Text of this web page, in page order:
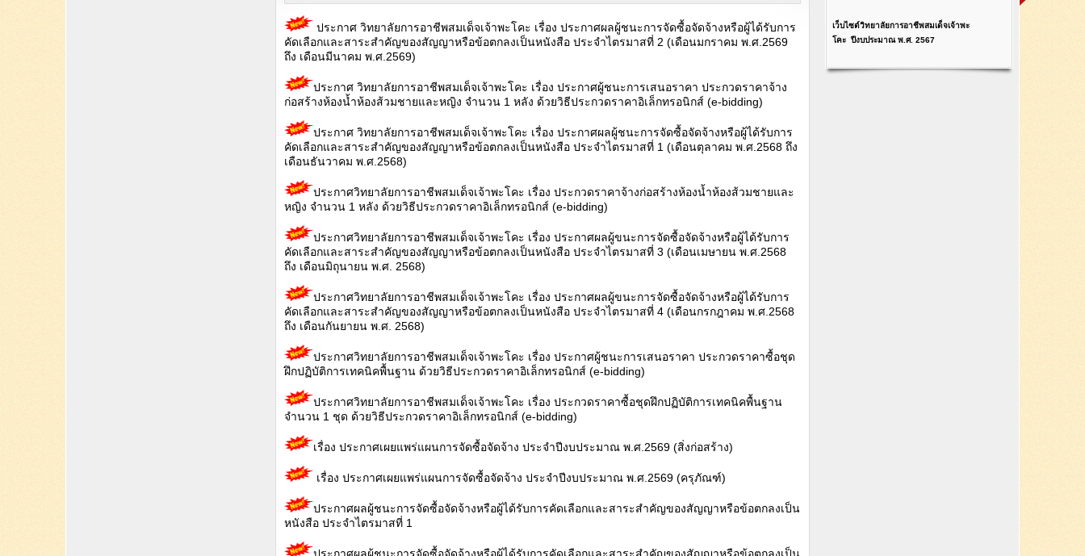
ประกาศ วิทยาลัยการอาชีพสมเด็จเจ้าพะโคะ เรื่อง ประกาศผลผู้ชนะการจัดซื้อจัดจ้างหรือผู้ได้รับการ
คัดเลือกและสาระสำคัญของสัญญาหรือข้อตกลงเป็นหนังสือ ประจำไตรมาสที่ 2 (เดือนมกราคม พ.ศ.2569
ถึง เดือนมีนาคม พ.ศ.2569)
ประกาศ วิทยาลัยการอาชีพสมเด็จเจ้าพะโคะ เรื่อง ประกาศผู้ชนะการเสนอราคา ประกวดราคาจ้าง
ก่อสร้างห้องน้ำห้องส้วมชายและหญิง จำนวน 1 หลัง ด้วยวิธีประกวดราคาอิเล็กทรอนิกส์ (e-bidding)
ประกาศ วิทยาลัยการอาชีพสมเด็จเจ้าพะโคะ เรื่อง ประกาศผลผู้ชนะการจัดซื้อจัดจ้างหรือผู้ได้รับการ
คัดเลือกและสาระสำคัญของสัญญาหรือข้อตกลงเป็นหนังสือ ประจำไตรมาสที่ 1 (เดือนตุลาคม พ.ศ.2568 ถึง
เดือนธันวาคม พ.ศ.2568)
ประกาศวิทยาลัยการอาชีพสมเด็จเจ้าพะโคะ เรื่อง ประกวดราคาจ้างก่อสร้างห้องน้ำห้องส้วมชายและ
หญิง จำนวน 1 หลัง ด้วยวิธีประกวดราคาอิเล็กทรอนิกส์ (e-bidding)
ประกาศวิทยาลัยการอาชีพสมเด็จเจ้าพะโคะ เรื่อง ประกาศผลผู้ขนะการจัดซื้อจัดจ้างหรือผู้ได้รับการ
คัดเลือกและสาระสำคัญของสัญญาหรือข้อตกลงเป็นหนังสือ ประจำไตรมาสที่ 3 (เดือนเมษายน พ.ศ.2568
ถึง เดือนมิถุนายน พ.ศ. 2568)
ประกาศวิทยาลัยการอาชีพสมเด็จเจ้าพะโคะ เรื่อง ประกาศผลผู้ขนะการจัดซื้อจัดจ้างหรือผู้ได้รับการ
คัดเลือกและสาระสำคัญของสัญญาหรือข้อตกลงเป็นหนังสือ ประจำไตรมาสที่ 4 (เดือนกรกฎาคม พ.ศ.2568
ถึง เดือนกันยายน พ.ศ. 2568)
ประกาศวิทยาลัยการอาชีพสมเด็จเจ้าพะโคะ เรื่อง ประกาศผู้ชนะการเสนอราคา ประกวดราคาซื้อชุด
ฝึกปฏิบัติการเทคนิคพื้นฐาน ด้วยวิธีประกวดราคาอิเล็กทรอนิกส์ (e-bidding)
ประกาศวิทยาลัยการอาชีพสมเด็จเจ้าพะโคะ เรื่อง ประกวดราคาซื้อชุดฝึกปฏิบัติการเทคนิคพื้นฐาน
จำนวน 1 ชุด ด้วยวิธีประกวดราคาอิเล็กทรอนิกส์ (e-bidding)
เรื่อง ประกาศเผยแพร่แผนการจัดซื้อจัดจ้าง ประจำปีงบประมาณ พ.ศ.2569 (สิ่งก่อสร้าง)
เรื่อง ประกาศเผยแพร่แผนการจัดซื้อจัดจ้าง ประจำปีงบประมาณ พ.ศ.2569 (ครุภัณฑ์)
ประกาศผลผู้ชนะการจัดซื้อจัดจ้างหรือผู้ได้รับการคัดเลือกและสาระสำคัญของสัญญาหรือข้อตกลงเป็น
หนังสือ ประจำไตรมาสที่ 1
เว็บไซต์วิทยาลัยการอาชีพสมเด็จเจ้าพะ
โคะ ปีงบประมาณ พ.ศ. 2567